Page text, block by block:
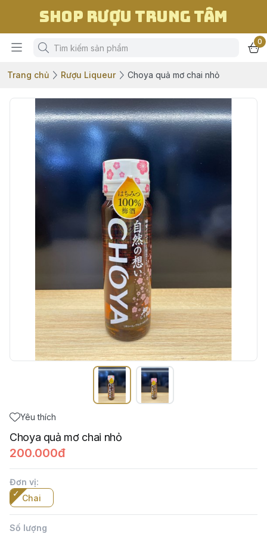
Shop Rượu Trung Tâm
0
Trang chủ Rượu Liqueur Choya quả mơ chai nhỏ
Yêu thích
Choya quả mơ chai nhỏ
200.000đ
Đơn vị:
Chai
Số lượng